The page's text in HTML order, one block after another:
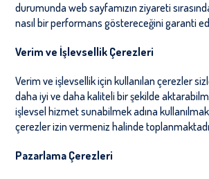
durumunda web sayfamızın ziyareti
nasıl bir performans göstereceğini garanti
Verim ve İşlevsellik Çerezleri
Verim ve işlevsellik için kullanılan çerezler
daha iyi ve daha kaliteli bir şekilde
işlevsel hizmet sunabilmek adına
çerezler izin vermeniz halinde
Pazarlama Çerezleri